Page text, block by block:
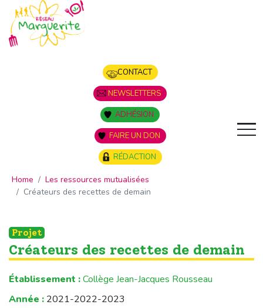
Panneau de gestion des cookies
CONTACT
NEWSLETTERS
ADHÉSION
FAIRE UN DON
RÉDACTION
Home
Les ressources mutualisées
Créateurs des recettes de demain
Projet
Créateurs des recettes de demain
Établissement :Collège Jean-Jacques Rousseau
Année : 2021-2022-2023